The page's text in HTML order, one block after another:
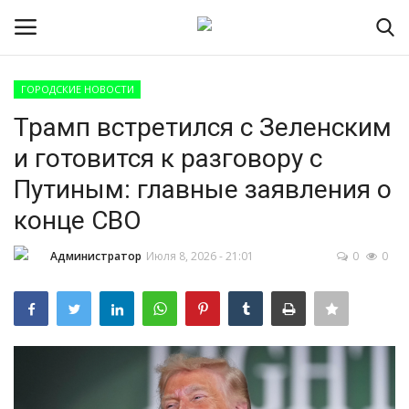
Главная
ПРИЁМНАЯ КАМПАНИЯ 2026
Южно-Уральский
колледж
Проекты
Приложение на телефон
ГОРОДСКИЕ НОВОСТИ
Трамп встретился с Зеленским
и готовится к разговору с
Путиным: главные заявления о
конце СВО
Администратор Июля 8, 2026 - 21:01 0 0